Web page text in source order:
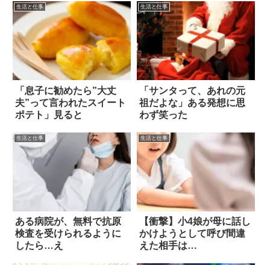
生活と仕事
「息子に勧めたら”大丈
夫”って言われたスイート
ポテト」見ると
生活と仕事
「サンタって、あれの元
祖だよな」ある発想に思
わず笑った
生活と仕事
ある病院が、無料で抗原
検査を受けられるように
したら…え
生活と仕事
【衝撃】小4娘が母に話し
かけようとして呼び間違
えた相手は…